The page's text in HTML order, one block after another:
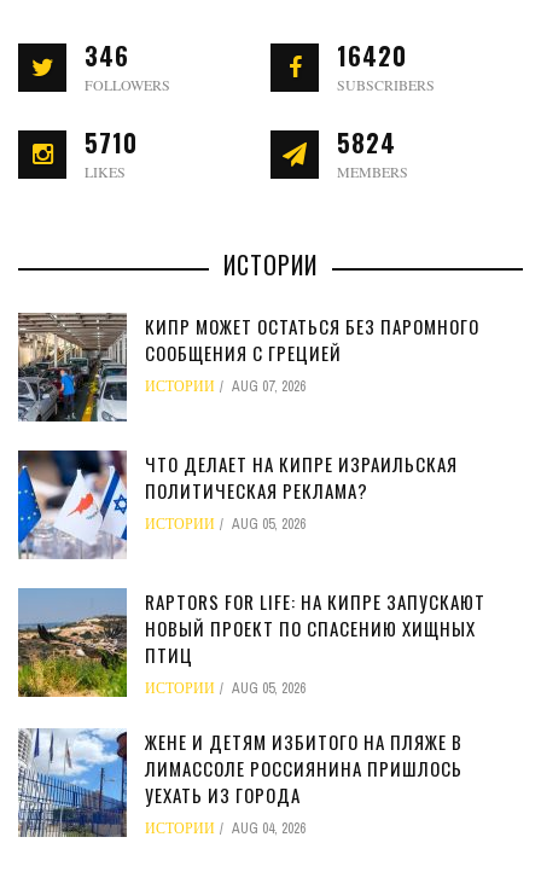
346
FOLLOWERS
16420
SUBSCRIBERS
5710
LIKES
5824
MEMBERS
ИСТОРИИ
КИПР МОЖЕТ ОСТАТЬСЯ БЕЗ ПАРОМНОГО
СООБЩЕНИЯ С ГРЕЦИЕЙ
ИСТОРИИ AUG 07, 2026
ЧТО ДЕЛАЕТ НА КИПРЕ ИЗРАИЛЬСКАЯ
ПОЛИТИЧЕСКАЯ РЕКЛАМА?
ИСТОРИИ AUG 05, 2026
RAPTORS FOR LIFE: НА КИПРЕ ЗАПУСКАЮТ
НОВЫЙ ПРОЕКТ ПО СПАСЕНИЮ ХИЩНЫХ
ПТИЦ
ИСТОРИИ AUG 05, 2026
ЖЕНЕ И ДЕТЯМ ИЗБИТОГО НА ПЛЯЖЕ В
ЛИМАССОЛЕ РОССИЯНИНА ПРИШЛОСЬ
УЕХАТЬ ИЗ ГОРОДА
ИСТОРИИ AUG 04, 2026